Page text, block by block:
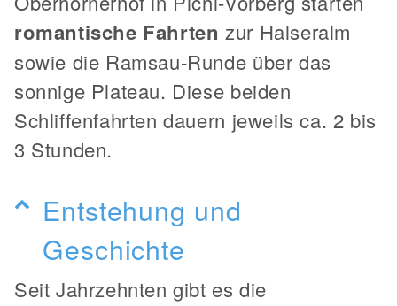
romantische Fahrtenzur Halseralm
sowie die Ramsau-Runde über das
sonnige Plateau. Diese beiden
Schliffenfahrten dauern jeweils ca. 2 bis
3 Stunden.
Entstehung und
Geschichte
Seit Jahrzehnten gibt es die